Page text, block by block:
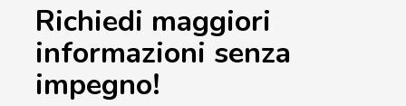
Richiedi maggiori
informazioni senza
impegno!